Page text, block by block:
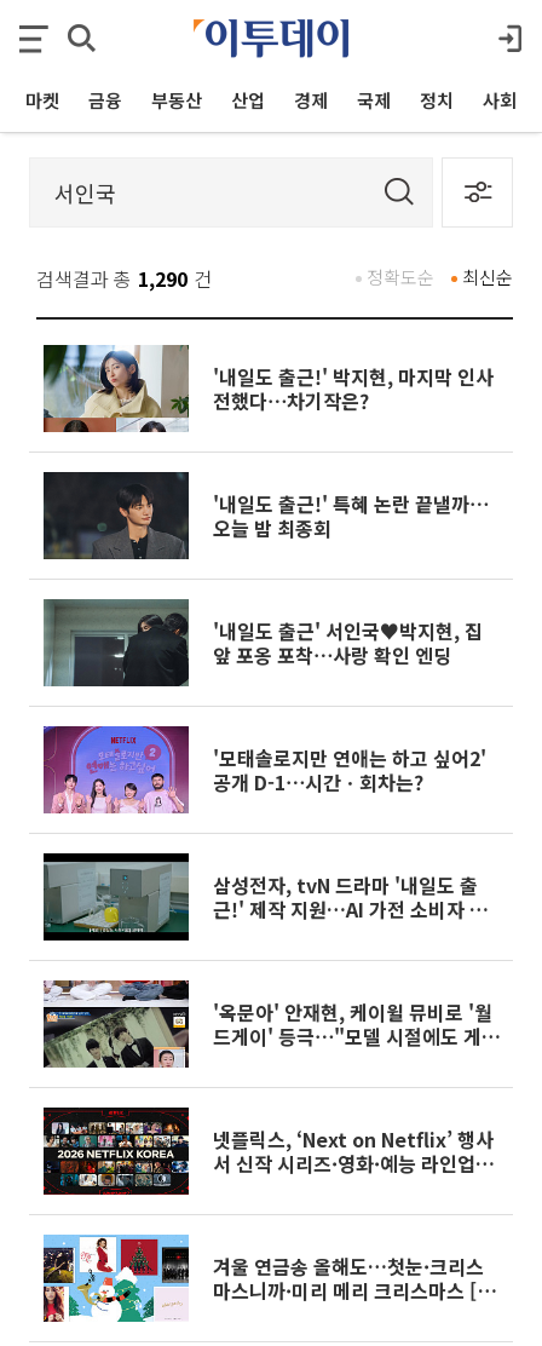
마켓 금융 부동산 산업 경제 국제 정치 사회
검색결과 총 1,290 건 최신순
정확도순
'내일도 출근!' 박지현, 마지막 인사
전했다⋯차기작은?
'내일도 출근!' 특혜 논란 끝낼까⋯
오늘 밤 최종회
'내일도 출근' 서인국♥박지현, 집
앞 포옹 포착⋯사랑 확인 엔딩
'모태솔로지만 연애는 하고 싶어2'
공개 D-1⋯시간ㆍ회차는?
삼성전자, tvN 드라마 '내일도 출
근!' 제작 지원…AI 가전 소비자 접
'옥문아' 안재현, 케이윌 뮤비로 '월
드게이' 등극⋯"모델 시절에도 게이
넷플릭스, ‘Next on Netflix’ 행사
서 신작 시리즈·영화·예능 라인업
겨울 연금송 올해도…첫눈·크리스
마스니까·미리 메리 크리스마스 [해